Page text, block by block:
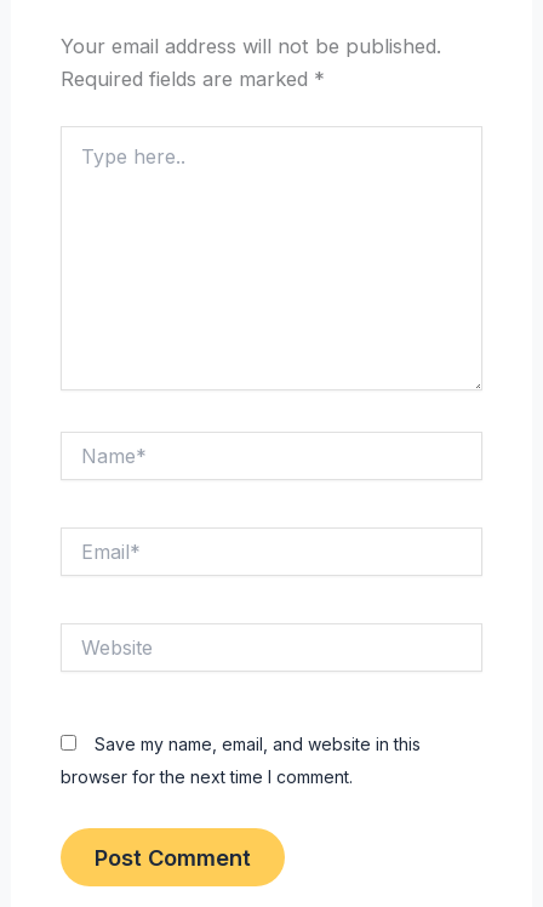
Your email address will not be published.
Required fields are marked *
here..
Save my name, email, and website in this
browser for the next time I comment.